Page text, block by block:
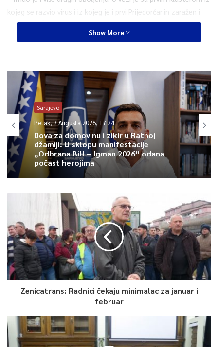
kojeg se razvio virus i iz kojeg je i prvi Prijedorčanin zaražen i
preminuo. Želim da porodici izrazim saučešće – rekao je
pozitivno, a 56 je oporavljenih.
0
Article Rating
Show More
Sarajevo
Petak, 7 Augusta 2026, 17:24
Dova za domovinu i zikir u Ratnoj
džamiji: U sklopu manifestacije
„Odbrana BiH – Igman 2026“ odana
počast herojima
Zenicatrans: Radnici čekaju minimalac za januar i
februar